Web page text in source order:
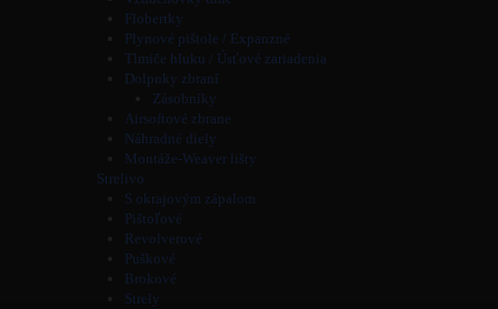
Flobertky
Plynové pištole / Expanzné
Tlmiče hluku / Úsťové zariadenia
Dolpnky zbraní
Zásobníky
Airsoftové zbrane
Náhradné diely
Montáže-Weaver lišty
Strelivo
S okrajovým zápalom
Pištoľové
Revolverové
Puškové
Brokové
Strely